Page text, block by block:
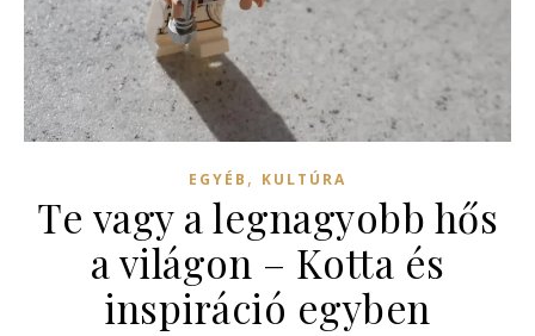
EGYÉB , KULTÚRA
Te vagy a legnagyobb hős
a világon – Kotta és
inspiráció egyben